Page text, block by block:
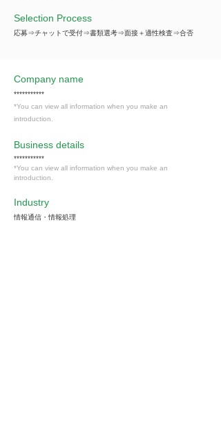
Selection Process
応募⇒チャットで受付⇒書類選考⇒面接＋適性検査⇒合否
Company name
***********
*You can view all information when you make an
introduction.
​Business details
***********
*You can view all information when you make an
introduction.
Industry
情報通信・情報処理